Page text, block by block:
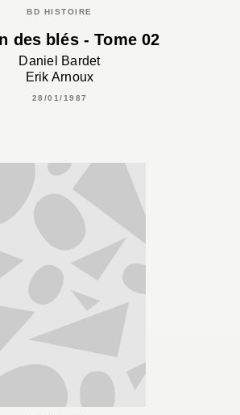
BD HISTOIRE
des blés - Tome 02
Daniel Bardet
Erik Arnoux
28/01/1987